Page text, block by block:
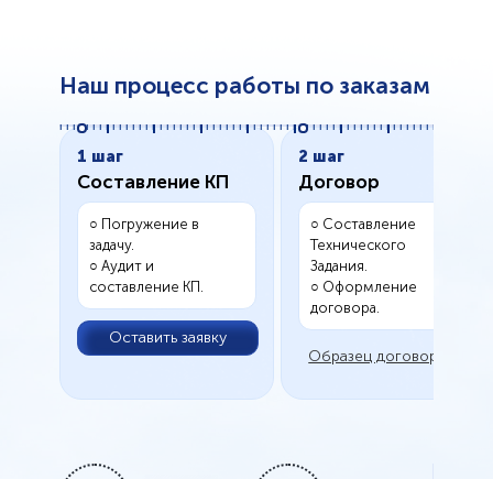
Наш процесс работы по заказам
1 шаг
Составление КП
○ Погружение в
задачу.
○ Аудит и
составление КП.
Оставить заявку
2 шаг
Договор
○ Составление
Технического
Задания.
○ Оформление
договора.
Образец договора